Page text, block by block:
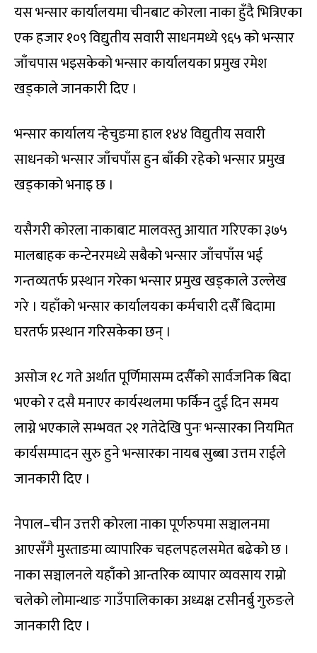
यस भन्सार कार्यालयमा चीनबाट कोरला नाका हुँदै भित्रिएका
एक हजार १०९ विद्युतीय सवारी साधनमध्ये ९६५ को भन्सार
जाँचपास भइसकेको भन्सार कार्यालयका प्रमुख रमेश
खड्काले जानकारी दिए ।
भन्सार कार्यालय न्हेचुङमा हाल १४४ विद्युतीय सवारी
साधनको भन्सार जाँचपाँस हुन बाँकी रहेको भन्सार प्रमुख
खड्काको भनाइ छ ।
यसैगरी कोरला नाकाबाट मालवस्तु आयात गरिएका ३७५
मालबाहक कन्टेनरमध्ये सबैको भन्सार जाँचपाँस भई
गन्तव्यतर्फ प्रस्थान गरेका भन्सार प्रमुख खड्काले उल्लेख
गरे । यहाँको भन्सार कार्यालयका कर्मचारी दसैँ बिदामा
घरतर्फ प्रस्थान गरिसकेका छन् ।
असोज १८ गते अर्थात पूर्णिमासम्म दसैँको सार्वजनिक बिदा
भएको र दसै मनाएर कार्यस्थलमा फर्किन दुई दिन समय
लाग्ने भएकाले सम्भवत २१ गतेदेखि पुनः भन्सारका नियमित
कार्यसम्पादन सुरु हुने भन्सारका नायब सुब्बा उत्तम राईले
जानकारी दिए ।
नेपाल–चीन उत्तरी कोरला नाका पूर्णरुपमा सञ्चालनमा
आएसँगै मुस्ताङमा व्यापारिक चहलपहलसमेत बढेको छ ।
नाका सञ्चालनले यहाँको आन्तरिक व्यापार व्यवसाय राम्रो
चलेको लोमान्थाङ गाउँपालिकाका अध्यक्ष टसीनर्बु गुरुङले
जानकारी दिए ।